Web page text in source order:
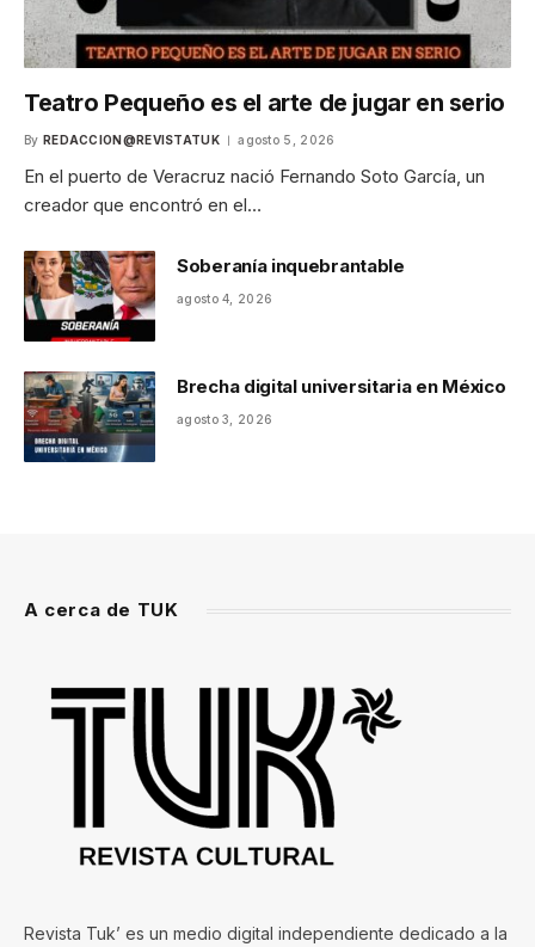
Teatro Pequeño es el arte de jugar en serio
By REDACCION@REVISTATUK agosto 5, 2026
En el puerto de Veracruz nació Fernando Soto García, un
creador que encontró en el…
Soberanía inquebrantable
agosto 4, 2026
Brecha digital universitaria en México
agosto 3, 2026
A cerca de TUK
Revista Tuk’ es un medio digital independiente dedicado a la